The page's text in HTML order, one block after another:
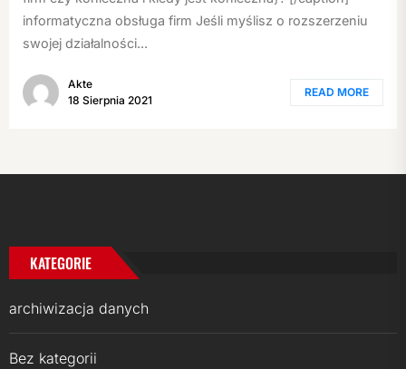
informatyczna obsługa firm Jeśli myślisz o rozszerzeniu
swojej działalności...
Akte
18 Sierpnia 2021
READ MORE
KATEGORIE
archiwizacja danych
Bez kategorii